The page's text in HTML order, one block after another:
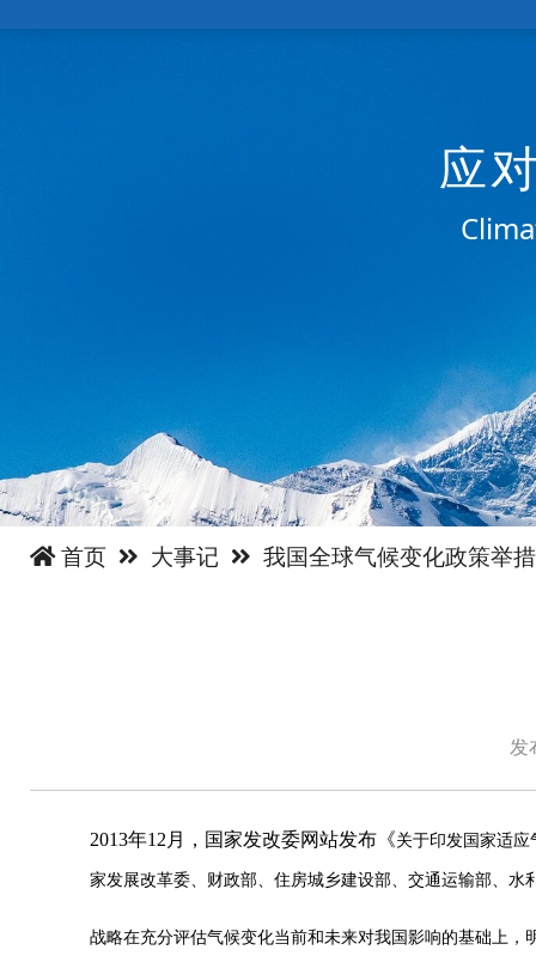
应
首页 大事记 我国全球气候变化政策举
发
2013年12月，国家发改委网站发布《关于印发国家适
家发展改革委、财政部、住房城乡建设部、交通运输部、
战略在充分评估气候变化当前和未来对我国影响的基础上